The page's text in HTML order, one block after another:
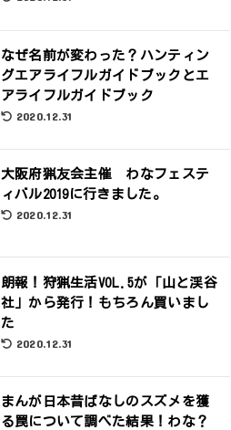
なぜ名前が変わった？ハンティン
グエアライフルガイドブックとエ
アライフルガイドブック
2020.12.31
大阪府猟友会主催 わなフェステ
ィバル2019に行きました。
2020.12.31
朗報！狩猟生活VOL.5が「山と渓谷
社」から発行！もちろん買いまし
た
2020.12.31
まんが日本昔ばなしのスズメを獲
る罠について調べた結果！わな？